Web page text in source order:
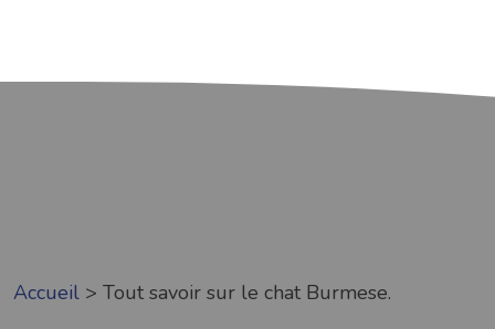
Accueil > Tout savoir sur le chat Burmese.